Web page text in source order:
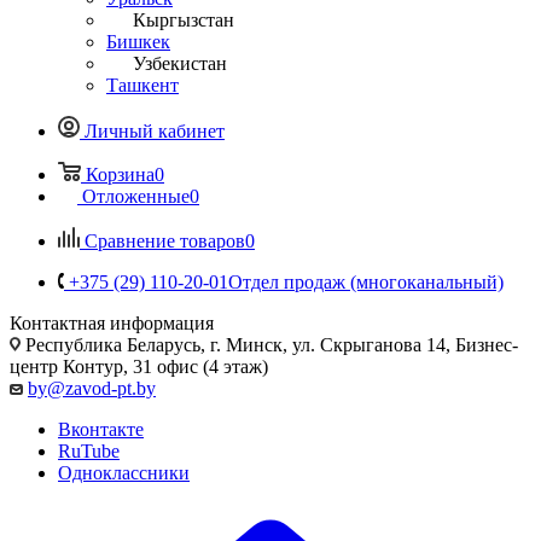
Кыргызстан
Бишкек
Узбекистан
Ташкент
Личный кабинет
Корзина0
Отложенные0
Сравнение товаров0
+375 (29) 110-20-01Отдел продаж (многоканальный)
Контактная информация
Республика Беларусь, г. Минск, ул. Скрыганова 14, Бизнес-
центр Контур, 31 офис (4 этаж)
by@zavod-pt.by
Вконтакте
RuTube
Одноклассники